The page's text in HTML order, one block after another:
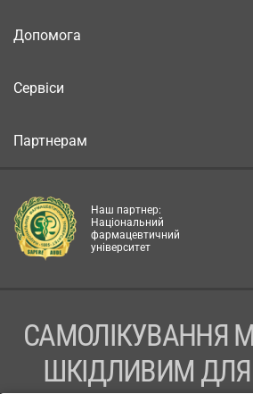
Допомога
Сервіси
Партнерам
Наш партнер:
Національний
фармацевтичний
університет
САМОЛІКУВАННЯ
ШКІДЛИВИМ